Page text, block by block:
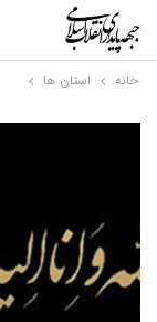
خانه استان ها